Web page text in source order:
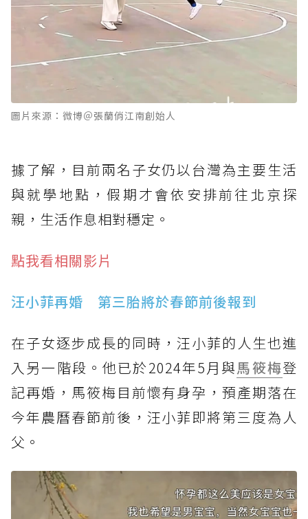
圖片來源：微博＠張蘭俏江南創始人
據了解，目前兩名子女仍以台灣為主要生活
與就學地點，假期才會依安排前往北京探
親，生活作息相對穩定。
點我看相關影片
汪小菲再婚 第三胎將於春節前後報到
在子女逐步成長的同時，汪小菲的人生也進
入另一階段。他已於2024年5月與馬筱梅登
記再婚，馬筱梅目前懷有身孕，預產期落在
今年農曆春節前後，汪小菲即將第三度為人
父。